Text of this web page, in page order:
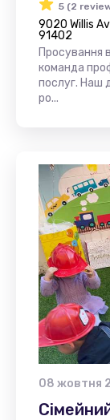
5 (2
9020 Willis
91402
Просування
команда
послуг. Наш
ро...
08 жовтня